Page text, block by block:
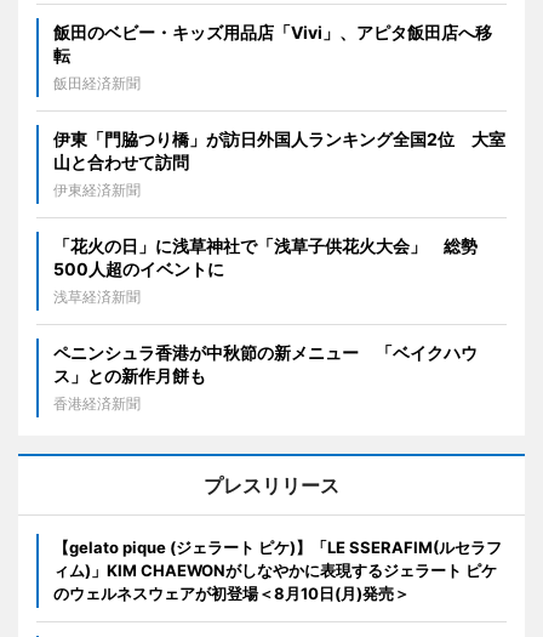
飯田のベビー・キッズ用品店「Vivi」、アピタ飯田店へ移
転
飯田経済新聞
伊東「門脇つり橋」が訪日外国人ランキング全国2位 大室
山と合わせて訪問
伊東経済新聞
「花火の日」に浅草神社で「浅草子供花火大会」 総勢
500人超のイベントに
浅草経済新聞
ペニンシュラ香港が中秋節の新メニュー 「ベイクハウ
ス」との新作月餅も
香港経済新聞
プレスリリース
【gelato pique (ジェラート ピケ)】「LE SSERAFIM(ルセラフ
ィム)」KIM CHAEWONがしなやかに表現するジェラート ピケ
のウェルネスウェアが初登場＜8月10日(月)発売＞